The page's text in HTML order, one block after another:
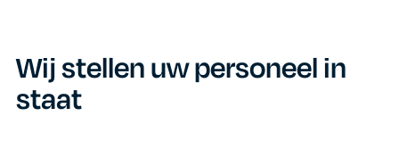
Wij stellen uw personeel in
staat